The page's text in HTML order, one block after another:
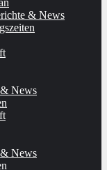
& News
News
News